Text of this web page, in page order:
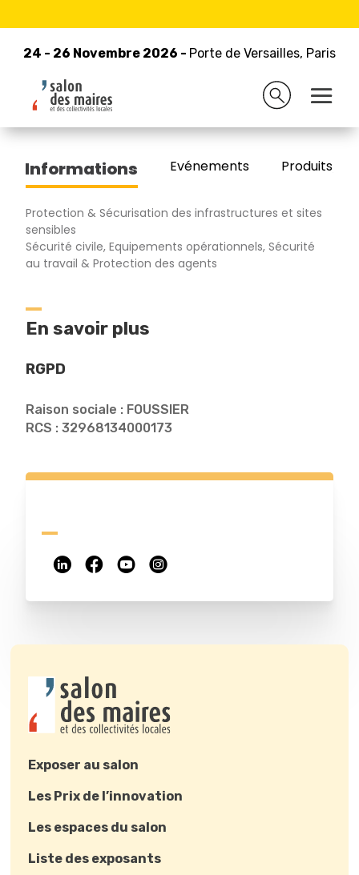
24 - 26 Novembre 2026 - Porte de Versailles, Paris
24 - 26 Novembre 2026 - Porte de Versailles, Paris
Retour à la liste des exposants
FOUSSIER
Informations Evénements Produits/
Protection & Sécurisation des infrastructures et sites
sensibles
Sécurité civile, Equipements opérationnels, Sécurité
au travail & Protection des agents
En savoir plus
RGPD
Raison sociale : FOUSSIER
RCS : 32968134000173
Exposer au salon
Les Prix de l’innovation
Les espaces du salon
Liste des exposants